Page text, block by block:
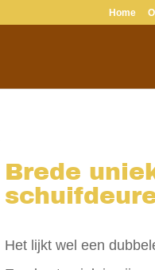
Home
Brede
Het lijkt wel een